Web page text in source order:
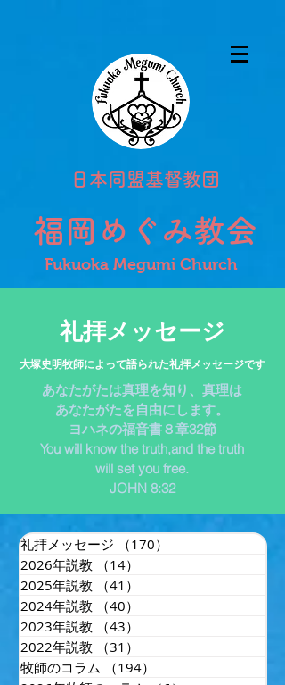
日本同盟基督教団
福岡めぐみ教会
Fukuoka Megumi Church
礼拝メッセージ​
​大塚史明牧師によって語られた礼拝メッセージです
あなたがたは真理を知り、真理は
あなたがたを自由にします。
ヨハネの福音書８章32節
You will know the truth,and the truth
will set you free.
JOHN 8:32
礼拝メッセージ （170）
2026年説教
（14）
2025年説教
（41）
2024年説教
（40）
2023年説教
（43）
2022年説教
（31）
牧師のコラム
（194）